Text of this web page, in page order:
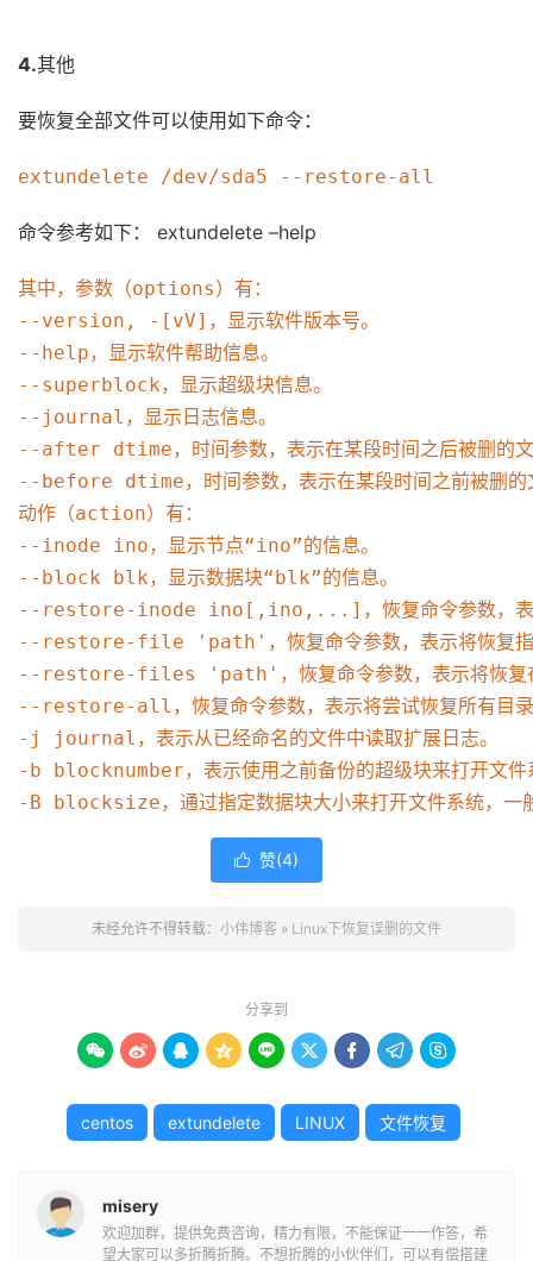
4.其他
要恢复全部文件可以使用如下命令：
extundelete /dev/sda5 --restore-all
命令参考如下： extundelete –help
其中，参数（options）有：
--version, -[vV]，显示软件版本号。
--help，显示软件帮助信息。
--superblock，显示超级块信息。
--journal，显示日志信息。
--after dtime，时间参数，表示在某段时间之后被删的文
--before dtime，时间参数，表示在某段时间之前被删的
动作（action）有：
--inode ino，显示节点“ino”的信息。
--block blk，显示数据块“blk”的信息。
--restore-inode ino[,ino,...]，恢复命令参数，表示恢复
--restore-file 'path'，恢复命令参数，表示将恢复指定路
--restore-files 'path'，恢复命令参数，表示将恢复在
--restore-all，恢复命令参数，表示将尝试恢复所有目录
-j journal，表示从已经命名的文件中读取扩展日志。
-b blocknumber，表示使用之前备份的超级块来打开文件
-B blocksize，通过指定数据块大小来打开文件系统，一
 赞(4)
未经允许不得转载： 小伟博客 » Linux下恢复误删的文件
分享到
        
centos extundelete LINUX 文件恢复
misery
欢迎加群，提供免费咨询，精力有限，不能保证一一作答，希
望大家可以多折腾折腾。不想折腾的小伙伴们，可以有偿搭建